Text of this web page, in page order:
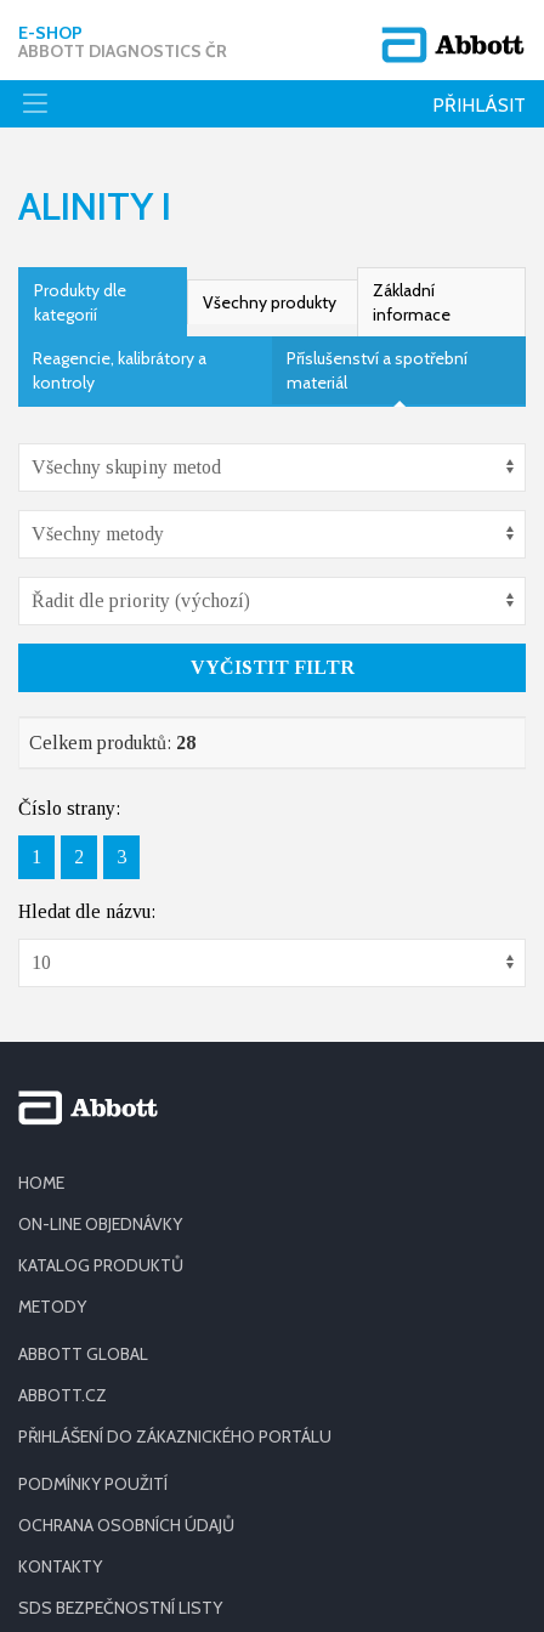
E-SHOP
ABBOTT DIAGNOSTICS ČR
PŘIHLÁSIT
ALINITY I
Produkty dle
kategorií
Všechny produkty
Základní
informace
Reagencie, kalibrátory a
kontroly
Příslušenství a spotřební
materiál
VYČISTIT FILTR
Celkem produktů: 28
Číslo strany:
1 2 3
Hledat dle názvu:
HOME
ON-LINE OBJEDNÁVKY
KATALOG PRODUKTŮ
METODY
ABBOTT GLOBAL
ABBOTT.CZ
PŘIHLÁŠENÍ DO ZÁKAZNICKÉHO PORTÁLU
PODMÍNKY POUŽITÍ
OCHRANA OSOBNÍCH ÚDAJŮ
KONTAKTY
SDS BEZPEČNOSTNÍ LISTY